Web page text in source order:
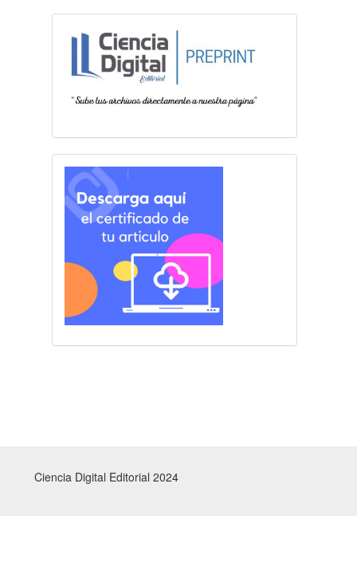
Ciencia Digital Editorial 2024